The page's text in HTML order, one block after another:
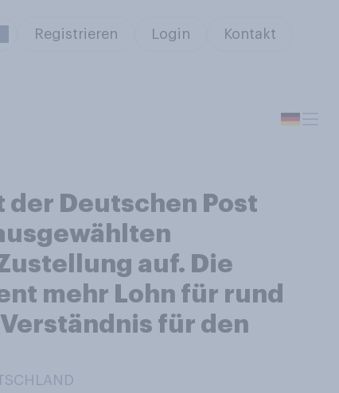
Registrieren Login Kontakt
Deutschen Post
auf. Die
mehr Lohn für rund
für den